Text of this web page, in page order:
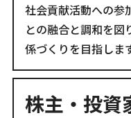
社会貢献活動への参
との融合と調和を図
係づくりを目指しま
株主・投資